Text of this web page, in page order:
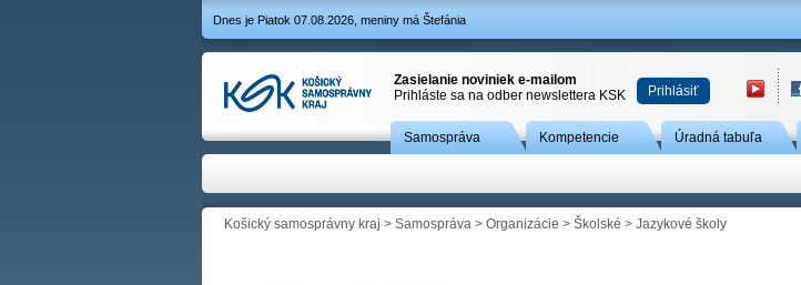
Dnes je Piatok 07.08.2026, meniny má Štefánia
Zasielanie noviniek e-mailom
Prihláste sa na odber newslettera KSK
Prihlásiť
Samospráva Kompetencie Úradná tabuľa
Košický samosprávny kraj > Samospráva > Organizácie > Školské > Jazykové školy